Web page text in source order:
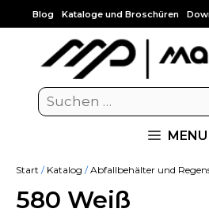
Blog Kataloge und Broschüren
MENU
Start / Katalog /Abfallbehälter und
580 Weiß